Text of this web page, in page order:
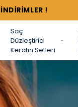
!
Saç
Düzleştirici
Keratin Setleri